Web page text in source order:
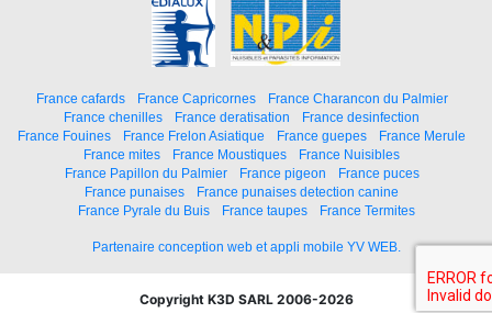
France cafards France Capricornes
France Charancon du Palmier
France chenilles
France deratisation
France desinfection
France Fouines
France Frelon Asiatique France guepes
France Merule
France mites
France Moustiques
France Nuisibles
France Papillon du Palmier
France pigeon
France puces
France punaises
France punaises detection canine
France Pyrale du Buis
France taupes France Termites
Partenaire conception web et appli mobile YV WEB.
Copyright K3D SARL 2006-2026